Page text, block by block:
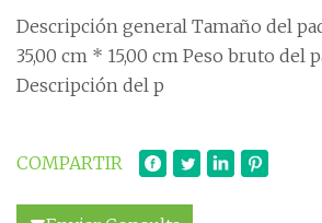
Descripción general Tamaño del
35,00 cm * 15,00 cm Peso bruto del
Descripción del p
COMPARTIR